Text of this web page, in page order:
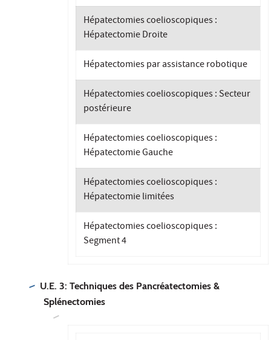
Hépatectomies coelioscopiques :
Hépatectomie Droite
Hépatectomies par assistance robotique
Hépatectomies coelioscopiques : Secteur
postérieure
Hépatectomies coelioscopiques :
Hépatectomie Gauche
Hépatectomies coelioscopiques :
Hépatectomie limitées
Hépatectomies coelioscopiques :
Segment 4
U.E. 3: Techniques des Pancréatectomies &
Splénectomies